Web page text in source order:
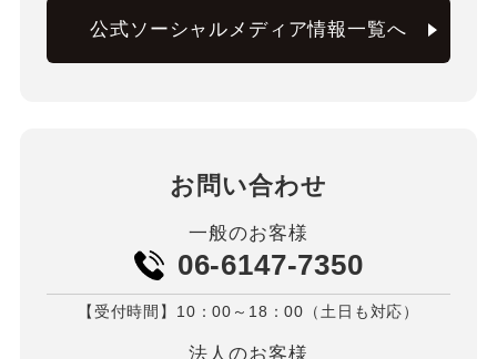
公式ソーシャルメディア情報一覧へ
お問い合わせ
一般のお客様
06-6147-7350
【受付時間】10：00～18：00（土日も対応）
法人のお客様